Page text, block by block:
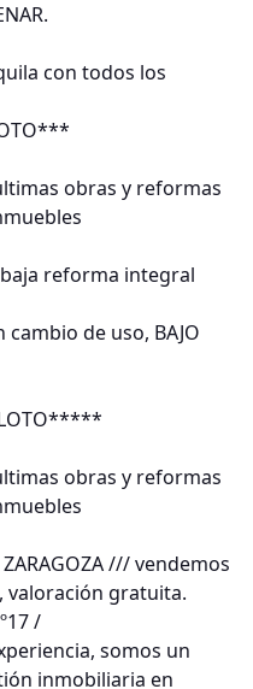
con todos los
obras y reformas
reforma integral
cambio de uso, BAJO
obras y reformas
/// vendemos
valoración gratuita.
/
somos un
inmobiliaria en